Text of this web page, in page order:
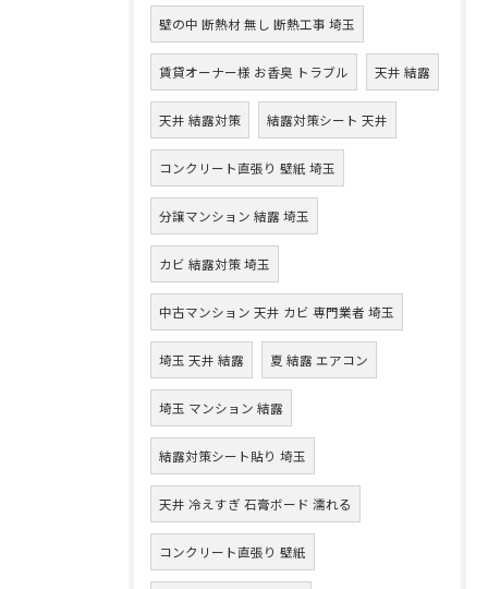
壁の中 断熱材 無し 断熱工事 埼玉
賃貸オーナー様 お香臭 トラブル 天井 結露
天井 結露対策 結露対策シート 天井
コンクリート直張り 壁紙 埼玉
分譲マンション 結露 埼玉
カビ 結露対策 埼玉
中古マンション 天井 カビ 専門業者 埼玉
埼玉 天井 結露 夏 結露 エアコン
埼玉 マンション 結露
結露対策シート貼り 埼玉
天井 冷えすぎ 石膏ボード 濡れる
コンクリート直張り 壁紙